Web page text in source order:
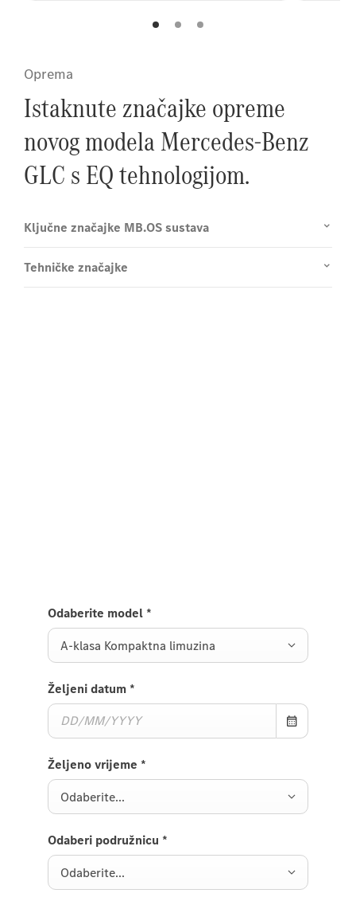
Oprema
Istaknute značajke opreme
novog modela Mercedes-Benz
GLC s EQ tehnologijom.
Odaberite model *
A-klasa Kompaktna limuzina
Željeni datum *
Željeno vrijeme *
Odaberite...
Odaberi podružnicu *
Odaberite...